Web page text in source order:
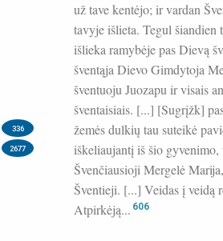
už tave kentėjo; ir vardan
tavyje išlieta. Tegul šiandien
išlieka ramybėje pas Dievą
šventąja Dievo Gimdytoja
šventuoju Juozapu ir visais
šventaisiais. [...] [Sugrįžk]
žemės dulkių tau suteikė
336
2677
iškeliaujantį iš šio gyvenimo,
Švenčiausioji Mergelė
Šventieji. [...] Veidas į veidą
Atpirkėją... 606